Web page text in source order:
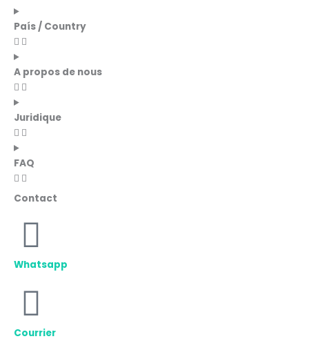
País / Country
A propos de nous
Juridique
FAQ
Contact
Whatsapp
Courrier